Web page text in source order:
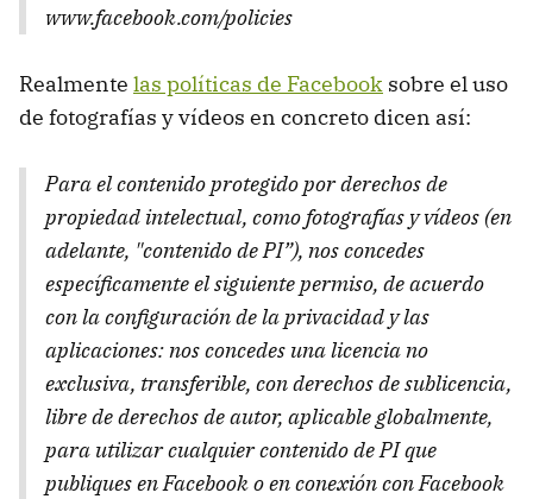
www.facebook.com/policies
Realmente las políticas de Facebook sobre el uso
de fotografías y vídeos en concreto dicen así:
Para el contenido protegido por derechos de
propiedad intelectual, como fotografías y vídeos (en
adelante, "contenido de PI”), nos concedes
específicamente el siguiente permiso, de acuerdo
con la configuración de la privacidad y las
aplicaciones: nos concedes una licencia no
exclusiva, transferible, con derechos de sublicencia,
libre de derechos de autor, aplicable globalmente,
para utilizar cualquier contenido de PI que
publiques en Facebook o en conexión con Facebook